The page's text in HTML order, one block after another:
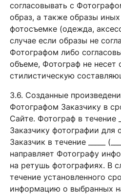
согласовывать с
образ, а также образы
фотосъемке (одежда,
случае если образы не
Фотографом либо
объеме, Фотограф не несет
стилистическую
3.6. Созданные
Фотографом Заказчику в
Сайте. Фотограф в течение
Заказчику фотографии для
Заказчик в течение _____
направляет Фотографу
на ретушь фотографиях. В
течение установленного
информацию о выбранных